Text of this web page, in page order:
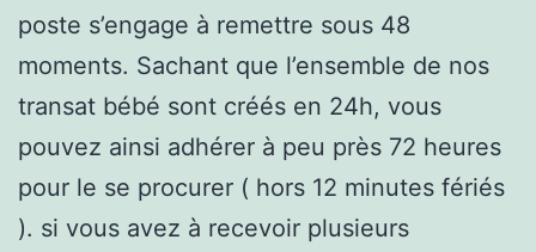
poste s’engage à remettre sous 48
moments. Sachant que l’ensemble de nos
transat bébé sont créés en 24h, vous
pouvez ainsi adhérer à peu près 72 heures
pour le se procurer ( hors 12 minutes fériés
). si vous avez à recevoir plusieurs